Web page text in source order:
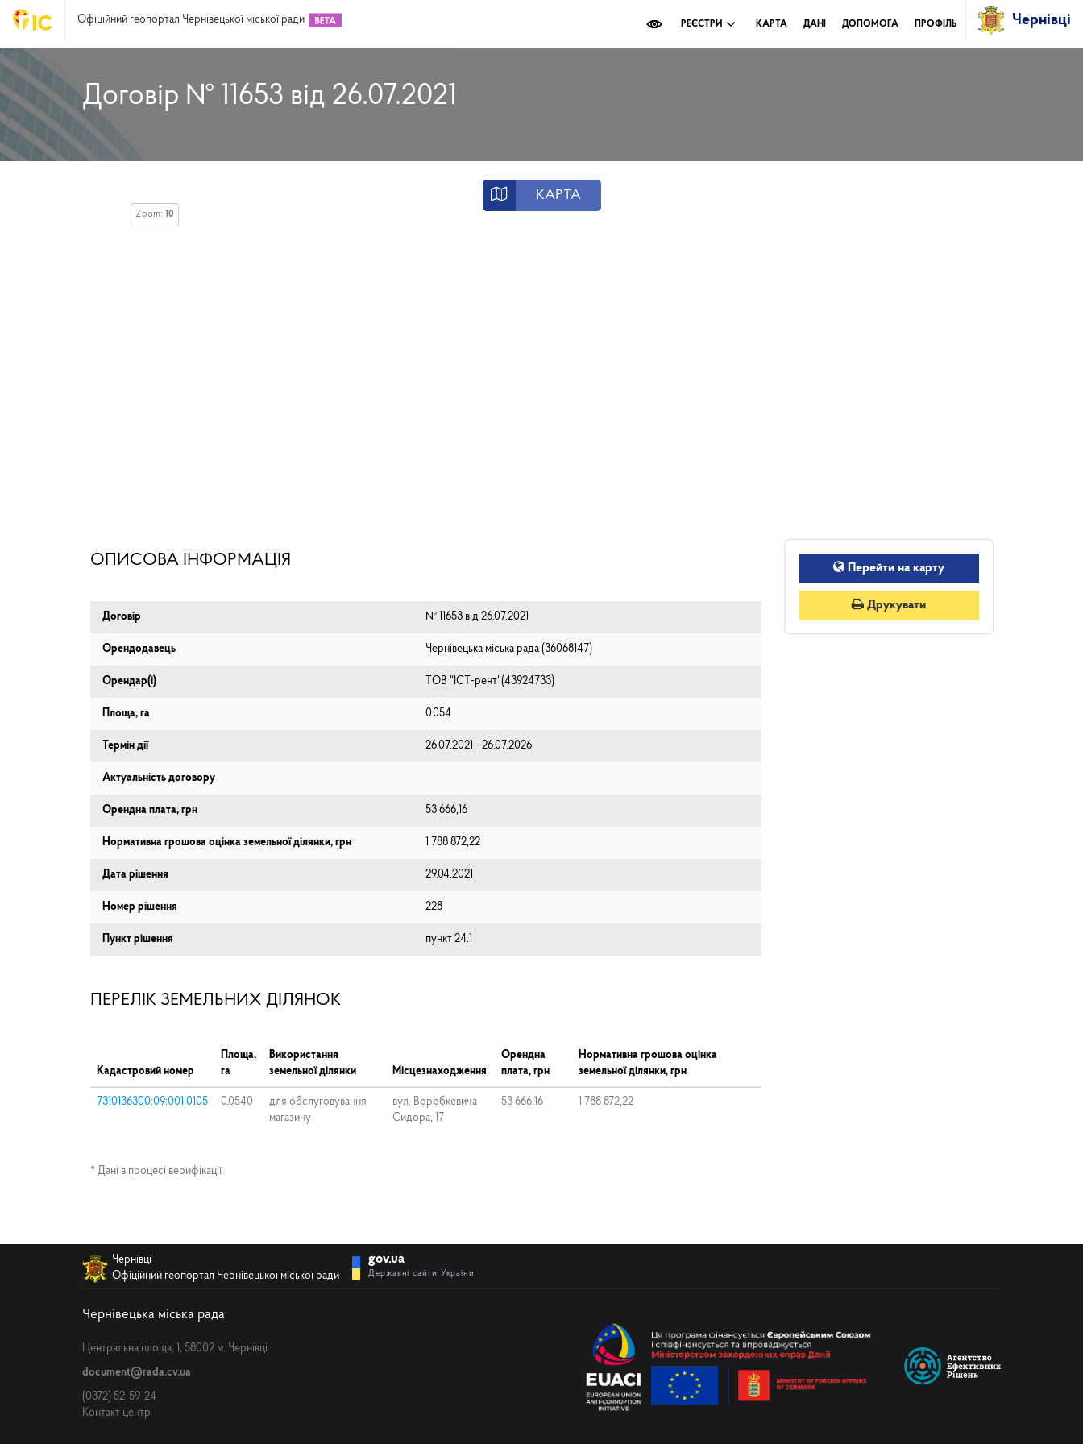
Офіційний геопортал Чернівецької міської ради РЕЄСТРИ КАРТА ДАНІ ДОПОМОГА ПРОФІЛЬ Чернівці
Договір № 11653 від 26.07.2021
КАРТА
Zoom: 10
ОПИСОВА ІНФОРМАЦІЯ
Договір № 11653 від 26.07.2021
Орендодавець Чернівецька міська рада (⁨36068147⁩)
Орендар(і) ТОВ "ІСТ-рент"(43924733)
Площа, га 0.054
Термін дії 26.07.2021 - 26.07.2026
Актуальність договору
Орендна плата, грн 53 666,16
Нормативна грошова оцінка земельної ділянки, грн 1 788 872,22
Дата рішення 29.04.2021
Номер рішення 228
Пункт рішення пункт 24.1
Перейти на карту
Друкувати
ПЕРЕЛІК ЗЕМЕЛЬНИХ ДІЛЯНОК
Кадастровий номер
Площа,
га
Використання
земельної ділянки
Місцезнаходження
Орендна
плата, грн
Нормативна грошова оцінка
земельної ділянки, грн
7310136300:09:001:0105 0.0540
для обслуговування
магазину
вул. Воробкевича
Сидора, 17
53 666,16 1 788 872,22
* Дані в процесі верифікації
Чернівці
Офіційний геопортал Чернівецької міської ради
gov.ua
Державні сайти України
Чернівецька міська рада
Центральна площа, 1, 58002 м. Чернівці
document@rada.cv.ua
(0372) 52-59-24
Контакт центр